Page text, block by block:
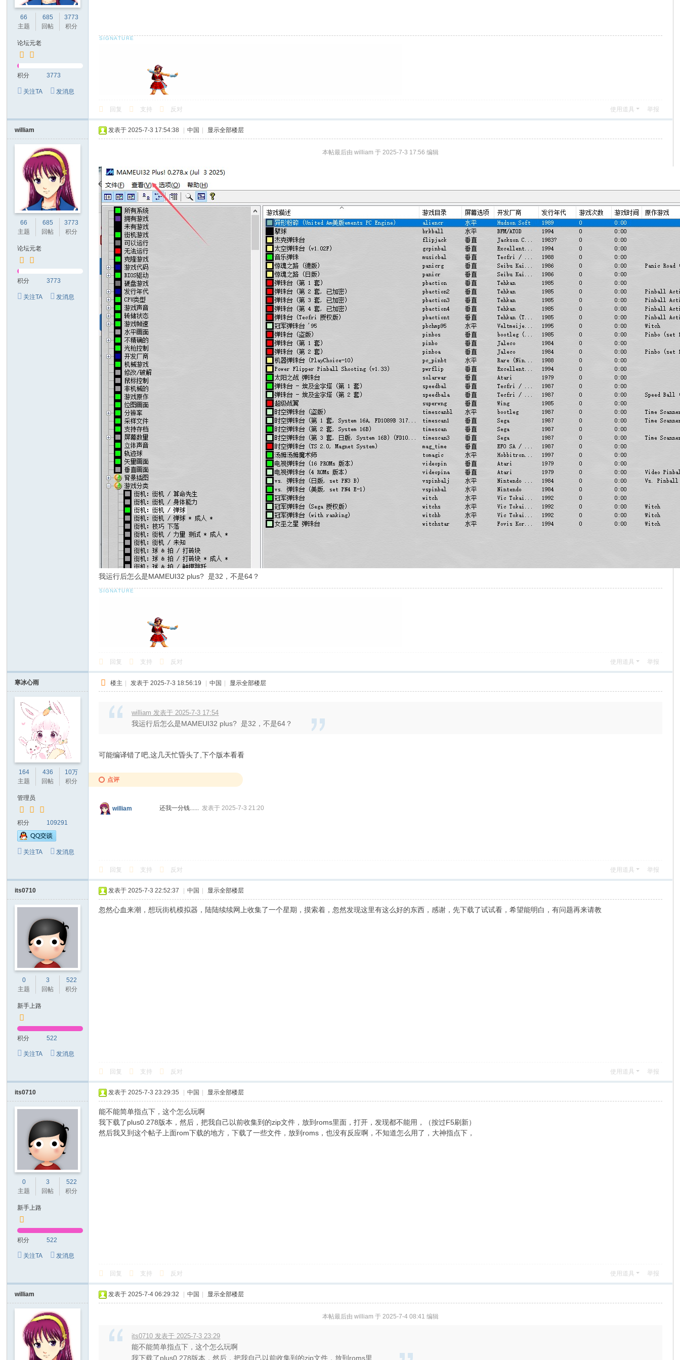
66
主题
685
回帖
3773
积分
论坛元老
积分 3773
关注TA 发消息
回复 支持 反对 使用道具 举报
william
66
主题
685
回帖
3773
积分
论坛元老
积分 3773
关注TA 发消息
发表于 2025-7-3 17:54:38 中国 显示全部楼层
本帖最后由 william 于 2025-7-3 17:56 编辑
我运行后怎么是MAMEUI32 plus? 是32，不是64？
回复 支持 反对 使用道具 举报
寒冰心雨
164
主题
436
回帖
10万
积分
管理员
积分 109291
关注TA 发消息
楼主 | 发表于 2025-7-3 18:56:19 | 中国 | 显示全部楼层
william 发表于 2025-7-3 17:54
我运行后怎么是MAMEUI32 plus? 是32，不是64？
可能编译错了吧,这几天忙昏头了,下个版本看看
点评
william 还我一分钱......发表于 2025-7-3 21:20
回复 支持 反对 使用道具 举报
its0710
0
主题
3
回帖
522
积分
新手上路
积分 522
关注TA 发消息
发表于 2025-7-3 22:52:37 中国 显示全部楼层
忽然心血来潮，想玩街机模拟器，陆陆续续网上收集了一个星期，摸索着，忽然发现这里有这么好的东西，感谢，先下载了试试看，希望能明白，有问题再来请教
回复 支持 反对 使用道具 举报
its0710
0
主题
3
回帖
522
积分
新手上路
积分 522
关注TA 发消息
发表于 2025-7-3 23:29:35 中国 显示全部楼层
能不能简单指点下，这个怎么玩啊
我下载了plus0.278版本，然后，把我自己以前收集到的zip文件，放到roms里面，打开，发现都不能用，（按过F5刷新）
然后我又到这个帖子上面rom下载的地方，下载了一些文件，放到roms，也没有反应啊，不知道怎么用了，大神指点下，
回复 支持 反对 使用道具 举报
william 发表于 2025-7-4 06:29:32 中国 显示全部楼层
本帖最后由 william 于 2025-7-4 08:41 编辑
its0710 发表于 2025-7-3 23:29
能不能简单指点下，这个怎么玩啊
我下载了plus0.278版本，然后，把我自己以前收集到的zip文件，放到roms里 ...